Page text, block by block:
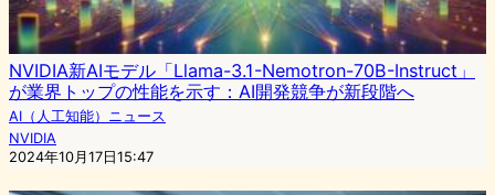
NVIDIA新AIモデル「Llama-3.1-Nemotron-70B-Instruct」
が業界トップの性能を示す：AI開発競争が新段階へ
AI（人工知能）ニュース
NVIDIA
2024年10月17日15:47